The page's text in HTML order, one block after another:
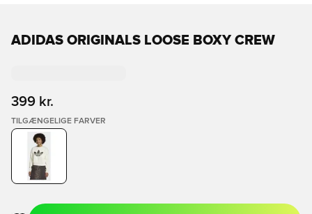
ADIDAS ORIGINALS LOOSE BOXY CREW
399 kr.
TILGÆNGELIGE FARVER